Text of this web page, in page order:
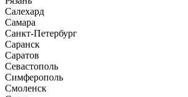
Салехард
Самара
Санкт-Петербург
Саранск
Саратов
Севастополь
Симферополь
Смоленск